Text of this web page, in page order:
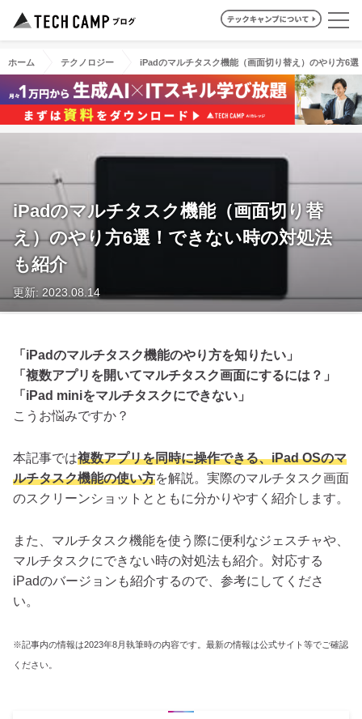
ホーム テクノロジー iPadのマルチタスク機能（画面切り替え）のやり方6
iPadのマルチタスク機能（画面切り替
え）のやり方6選！できない時の対処法
も紹介
更新: 2023.08.14
「iPadのマルチタスク機能のやり方を知りたい」
「複数アプリを開いてマルチタスク画面にするには？」
「iPad miniをマルチタスクにできない」
こうお悩みですか？
本記事では複数アプリを同時に操作できる、iPad OSのマ
ルチタスク機能の使い方を解説。実際のマルチタスク画面
のスクリーンショットとともに分かりやすく紹介します。
また、マルチタスク機能を使う際に便利なジェスチャや、
マルチタスクにできない時の対処法も紹介。対応する
iPadのバージョンも紹介するので、参考にしてくださ
い。
※記事内の情報は2023年8月執筆時の内容です。最新の情報は公式サイト等でご確認
ください。